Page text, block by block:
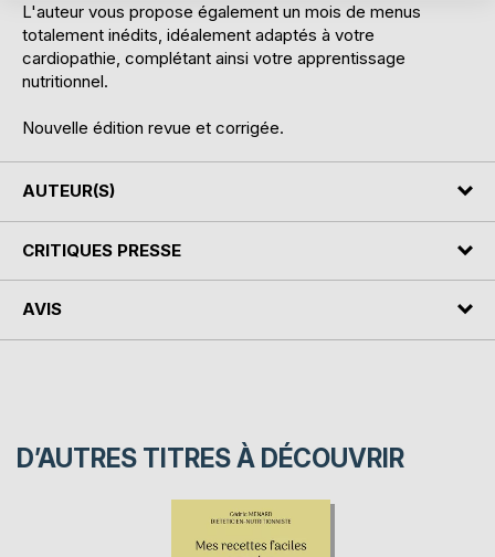
L'auteur vous propose également un mois de menus
totalement inédits, idéalement adaptés à votre
cardiopathie, complétant ainsi votre apprentissage
nutritionnel.
Nouvelle édition revue et corrigée.
AUTEUR(S)
CRITIQUES PRESSE
AVIS
D’AUTRES TITRES À DÉCOUVRIR